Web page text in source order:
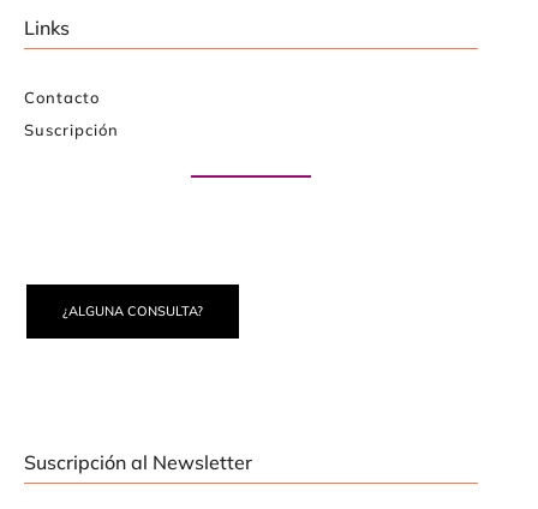
Links
Contacto
Suscripción
¿ALGUNA CONSULTA?
Suscripción al Newsletter